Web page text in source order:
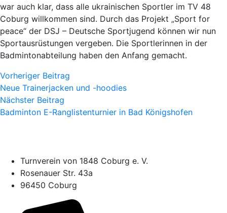
war auch klar, dass alle ukrainischen Sportler im TV 48
Coburg willkommen sind. Durch das Projekt „Sport for
peace“ der DSJ – Deutsche Sportjugend können wir nun
Sportausrüstungen vergeben. Die Sportlerinnen in der
Badmintonabteilung haben den Anfang gemacht.
Vorheriger Beitrag
Neue Trainerjacken und -hoodies
Nächster Beitrag
Badminton E-Ranglistenturnier in Bad Königshofen
Turnverein von 1848 Coburg e. V.
Rosenauer Str. 43a
96450 Coburg